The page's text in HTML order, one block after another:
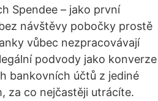
Spendee – jako první
návštěvy pobočky prostě
vůbec nezpracovávají
podvody jako konverze
bankovních účtů z jediné
za co nejčastěji utrácíte.